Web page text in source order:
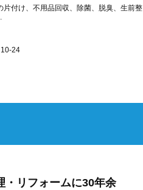
付け、不用品回収、除菌、脱臭、生前整
24
・リフォームに30年余